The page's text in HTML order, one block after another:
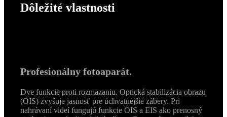
Dôležité vlastnosti
Profesionálny fotoaparát.
Dve funkcie proti rozmazaniu. Optická stabilizácia obrazu
(OIS) zvyšuje jasnosť pre úchvatnejšie zábery. Pri
nahrávaní videí fungujú funkcie OIS a EIS ako prenosný